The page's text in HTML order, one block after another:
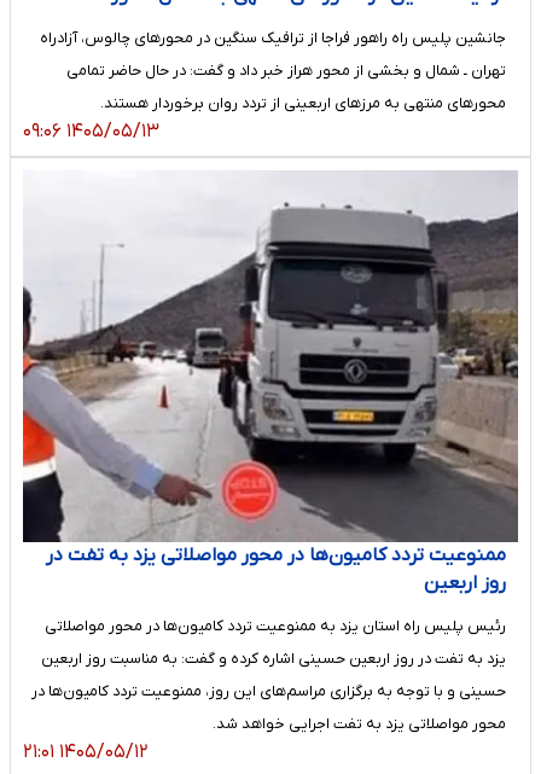
جانشین پلیس راه راهور فراجا از ترافیک سنگین در محورهای چالوس، آزادراه
تهران ـ شمال و بخشی از محور هراز خبر داد و گفت: در حال حاضر تمامی
محورهای منتهی به مرزهای اربعینی از تردد روان برخوردار هستند.
۱۴۰۵/۰۵/۱۳ ۰۹:۰۶
ممنوعیت تردد کامیون‌ها در محور مواصلاتی یزد به تفت در
روز اربعین
رئیس پلیس راه استان یزد به ممنوعیت تردد کامیون‌ها در محور مواصلاتی
یزد به تفت در روز اربعین حسینی اشاره کرده و گفت: به مناسبت روز اربعین
حسینی و با توجه به برگزاری مراسم‌های این روز، ممنوعیت تردد کامیون‌ها در
محور مواصلاتی یزد به تفت اجرایی خواهد شد.
۱۴۰۵/۰۵/۱۲ ۲۱:۰۱